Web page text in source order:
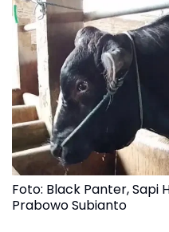
Foto: Black Panter, Sapi
Prabowo Subianto